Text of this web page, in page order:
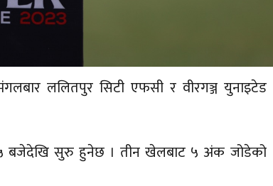
ललितपुर सिटी एफसी र वीरगञ्ज युनाइटेड
५ बजेदेखि सुरु हुनेछ । तीन खेलबाट ५ अंक जोडेको